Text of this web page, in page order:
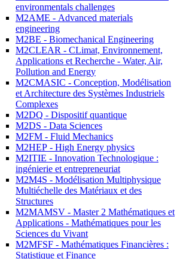
environmentals challenges
M2AME - Advanced materials
engineering
M2BE - Biomechanical Engineering
M2CLEAR - CLimat, Environnement,
Applications et Recherche - Water, Air,
Pollution and Energy
M2CMASIC - Conception, Modélisation
et Architecture des Systèmes Industriels
Complexes
M2DQ - Dispositif quantique
M2DS - Data Sciences
M2FM - Fluid Mechanics
M2HEP - High Energy physics
M2ITIE - Innovation Technologique :
ingénierie et entrepreneuriat
M2M4S - Modélisation Multiphysique
Multiéchelle des Matériaux et des
Structures
M2MAMSV - Master 2 Mathématiques et
Applications - Mathématiques pour les
Sciences du Vivant
M2MFSF - Mathématiques Financières :
Statistique et Finance